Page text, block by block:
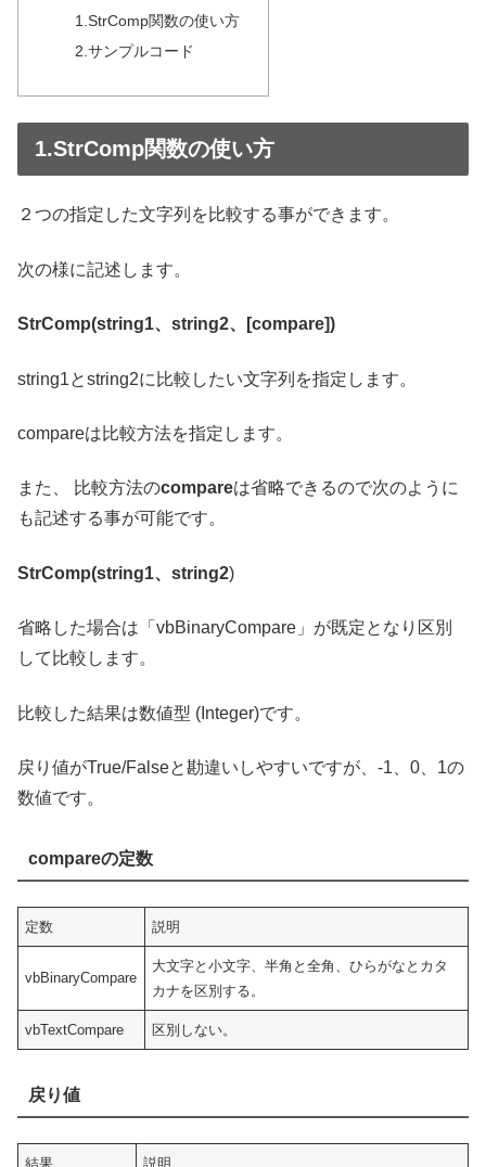
1.StrComp関数の使い方
2.サンプルコード
1.StrComp関数の使い方
２つの指定した文字列を比較する事ができます。
次の様に記述します。
StrComp(string1、string2、[compare])
string1とstring2に比較したい文字列を指定します。
compareは比較方法を指定します。
また、 比較方法のcompareは省略できるので次のように
も記述する事が可能です。
StrComp(string1、string2)
省略した場合は「vbBinaryCompare」が既定となり区別
して比較します。
比較した結果は数値型 (Integer)です。
戻り値がTrue/Falseと勘違いしやすいですが、-1、0、1の
数値です。
compareの定数
定数 説明
vbBinaryCompare
大文字と小文字、半角と全角、ひらがなとカタ
カナを区別する。
vbTextCompare 区別しない。
戻り値
結果 説明